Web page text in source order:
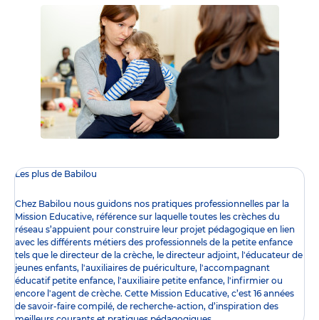
Les plus de Babilou
Chez Babilou nous guidons nos pratiques professionnelles par la
Mission Educative, référence sur laquelle toutes les crèches du
réseau s’appuient pour construire leur projet pédagogique en lien
avec les différents métiers des professionnels de la petite enfance
tels que le directeur de la crèche, le directeur adjoint, l'éducateur de
jeunes enfants, l'auxiliaires de puériculture, l'accompagnant
éducatif petite enfance, l'auxiliaire petite enfance, l'infirmier ou
encore l 'agent de crèche. Cette Mission Educative, c’est 16 années
de savoir-faire compilé, de recherche-action, d’inspiration des